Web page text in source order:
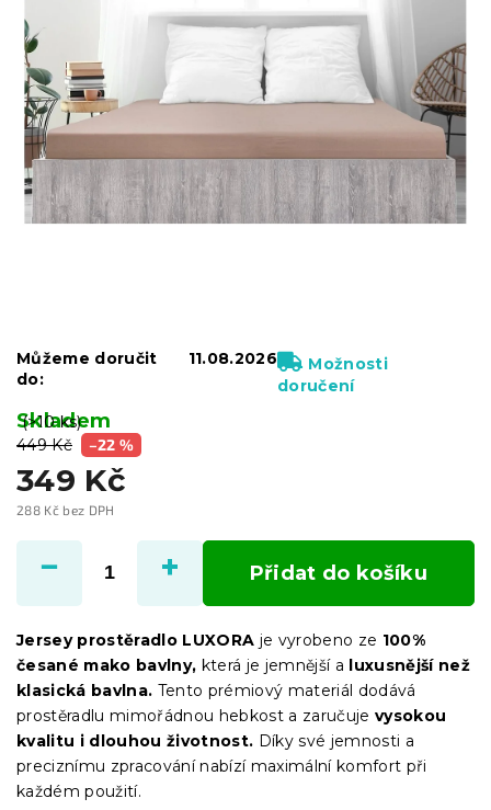
449 Kč –22 %
349 Kč
288 Kč bez DPH
cena:
Skladem
(>10 ks)
Můžeme doručit
do:
11.08.2026
Možnosti
doručení
Přidat do košíku
Jersey prostěradlo LUXORA je vyrobeno ze 100%
česané mako bavlny, která je jemnější a luxusnější než
klasická bavlna. Tento prémiový materiál dodává
prostěradlu mimořádnou hebkost a zaručujevysokou
kvalitu i dlouhou životnost. Díky své jemnosti a
preciznímu zpracování nabízí maximální komfort při
každém použití.